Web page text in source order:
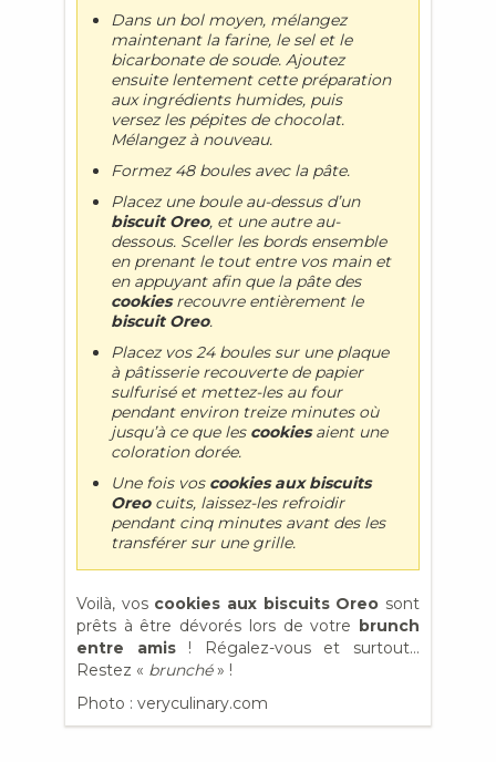
Dans un bol moyen, mélangez
maintenant la farine, le sel et le
bicarbonate de soude. Ajoutez
ensuite lentement cette préparation
aux ingrédients humides, puis
versez les pépites de chocolat.
Mélangez à nouveau.
Formez 48 boules avec la pâte.
Placez une boule au-dessus d’un
biscuit Oreo, et une autre au-
dessous. Sceller les bords ensemble
en prenant le tout entre vos main et
en appuyant afin que la pâte des
cookiesrecouvre entièrement le
biscuit Oreo.
Placez vos 24 boules sur une plaque
à pâtisserie recouverte de papier
sulfurisé et mettez-les au four
pendant environ treize minutes où
jusqu’à ce que les cookiesaient une
coloration dorée.
Une fois vos cookies aux biscuits
Oreocuits, laissez-les refroidir
pendant cinq minutes avant des les
transférer sur une grille.
Voilà, vos cookies aux biscuits Oreo sont
prêts à être dévorés lors de votre brunch
entre amis ! Régalez-vous et surtout…
Restez « brunché» !
Photo : veryculinary.com